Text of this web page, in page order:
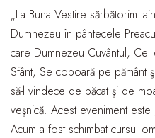
„La Buna Vestire sărbătorim
Dumnezeu în pântecele
care Dumnezeu Cuvântul, Cel
Sfânt, Se coboară pe pământ
să-l vindece de păcat şi de
veşnică. Acest eveniment este
Acum a fost schimbat cursul